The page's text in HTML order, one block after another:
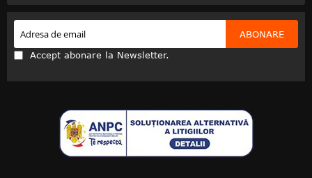
ABONARE
Accept abonare la Newsletter.